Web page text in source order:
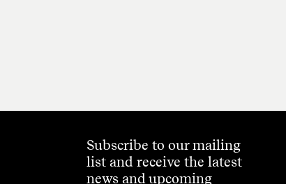
Subscribe to our mailing
list and receive the latest
news and upcoming